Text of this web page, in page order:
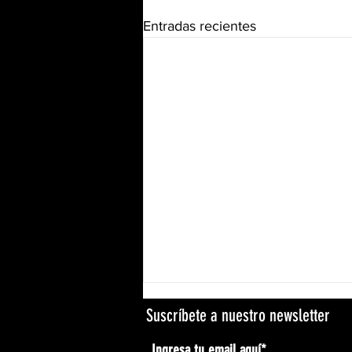
Entradas recientes
Suscríbete a nuestro newsletter